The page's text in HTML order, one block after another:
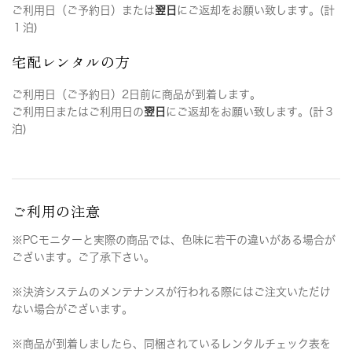
ご利用日（ご予約日）または翌日 にご返却をお願い致します。(計
１泊)
宅配レンタルの方
ご利用日（ご予約日）2日前に商品が到着します。
ご利用日またはご利用日の翌日 にご返却をお願い致します。(計３
泊)
ご利用の注意
※PCモニターと実際の商品では、色味に若干の違いがある場合が
ございます。ご了承下さい。
※決済システムのメンテナンスが行われる際にはご注文いただけ
ない場合がございます。
※商品が到着しましたら、同梱されているレンタルチェック表を